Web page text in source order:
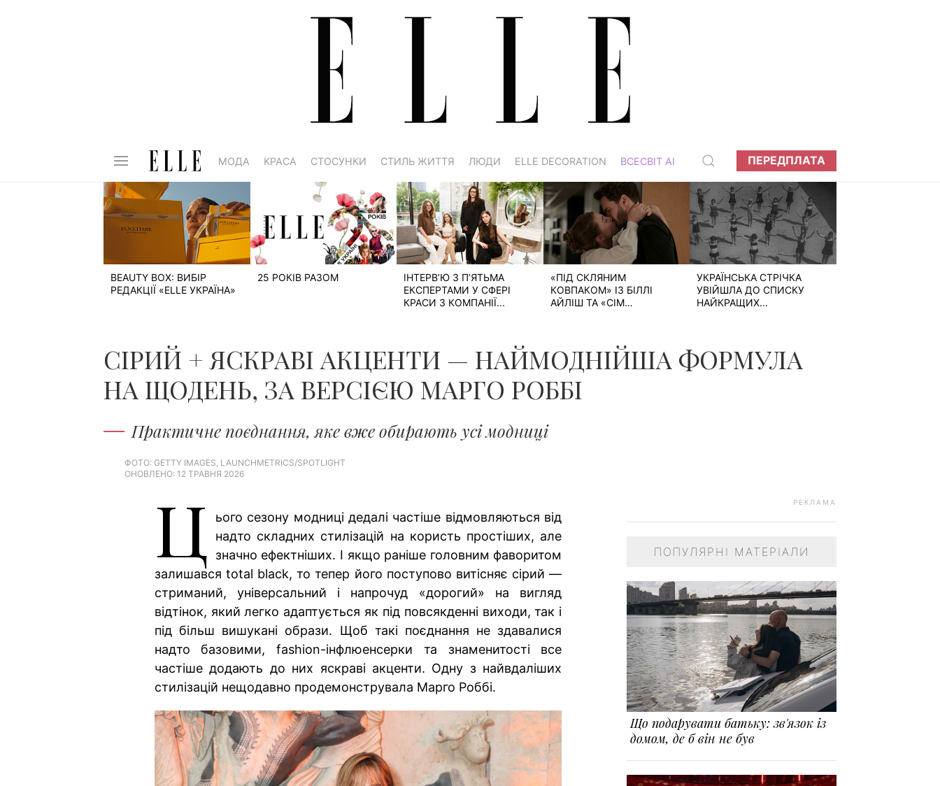
МОДА КРАСА СТОСУНКИ СТИЛЬ ЖИТТЯ ЛЮДИ ELLE DECORATION ВСЕСВІТ АІ ПЕРЕДПЛАТА
BEAUTY BOX: ВИБІР
РЕДАКЦІЇ «ELLE УКРАЇНА»
25 РОКІВ РАЗОМ
ІНТЕРВ’Ю З П’ЯТЬМА
ЕКСПЕРТАМИ У СФЕРІ
КРАСИ З КОМПАНІЇ...
«ПІД СКЛЯНИМ
КОВПАКОМ» ІЗ БІЛЛІ
АЙЛІШ ТА «СІМ
УКРАЇНСЬКА СТРІЧКА
УВІЙШЛА ДО СПИСКУ
НАЙКРАЩИХ...
СІРИЙ + ЯСКРАВІ АКЦЕНТИ — НАЙМОДНІЙША ФОРМУЛА
НА ЩОДЕНЬ, ЗА ВЕРСІЄЮ МАРГО РОББІ
Практичне поєднання, яке вже обирають усі модниці
ФОТО: GETTY IMAGES, LAUNCHMETRICS/SPOTLIGHT
ОНОВЛЕНО: 12 ТРАВНЯ 2026
Ц
ього сезону модниці дедалі частіше відмовляються від
надто складних стилізацій на користь простіших, але
значно ефектніших. І якщо раніше головним фаворитом
залишався total black, то тепер його поступово витісняє сірий —
стриманий, універсальний і напрочуд «дорогий» на вигляд
відтінок, який легко адаптується як під повсякденні виходи, так і
під більш вишукані образи. Щоб такі поєднання не здавалися
надто базовими, fashion-інфлюенсерки та знаменитості все
частіше додають до них яскраві акценти. Одну з найвдаліших
стилізацій нещодавно продемонструвала Марго Роббі.
РЕКЛАМА
ПОПУЛЯРНІ МАТЕРІАЛИ
Що подарувати батьку: зв'язок із
домом, де б він не був